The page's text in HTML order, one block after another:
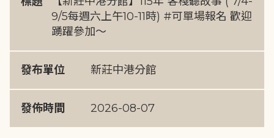
9/5每週六上午10-11時) #可單場報名 歡迎
踴躍參加～
發布單位 新莊中港分館
發佈時間 2026-08-07